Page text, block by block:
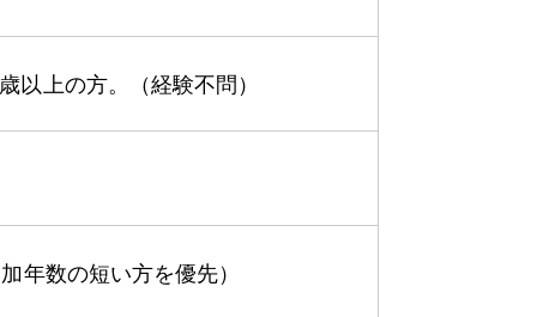
以上の方。（経験不問）
年数の短い方を優先）